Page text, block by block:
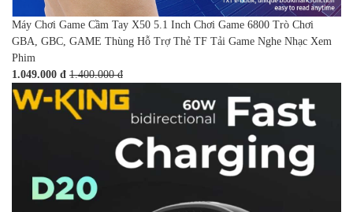
Máy Chơi Game Cầm Tay X50 5.1 Inch Chơi Game 6800 Trò Chơi
GBA, GBC, GAME Thùng Hỗ Trợ Thẻ TF Tải Game Nghe Nhạc Xem
Phim
1.049.000 đ 1.400.000 đ